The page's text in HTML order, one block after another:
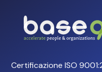
Certificazione ISO